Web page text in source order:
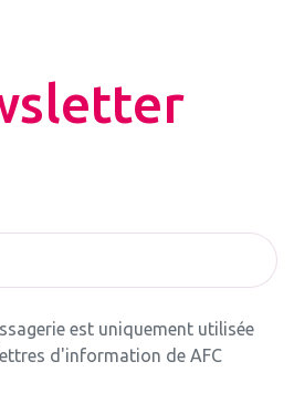
est uniquement utilisée
d'information de AFC